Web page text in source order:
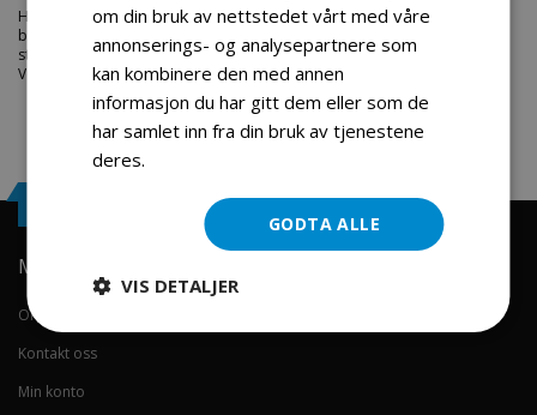
Hos engrosservice.no får du kjøptframhjul 120w evo til markedets
beste priser. Bestill en
i dag fra Engros Service. Vi har et
stort utvalg av produkter innen: Hjem, sport og fritids segmentet.
Velkommen skal du være.
Min konto
Om oss
Kontakt oss
Min konto
om din bruk av nettstedet vårt med våre
annonserings- og analysepartnere som
kan kombinere den med annen
informasjon du har gitt dem eller som de
har samlet inn fra din bruk av tjenestene
deres.
GODTA ALLE
VIS DETALJER